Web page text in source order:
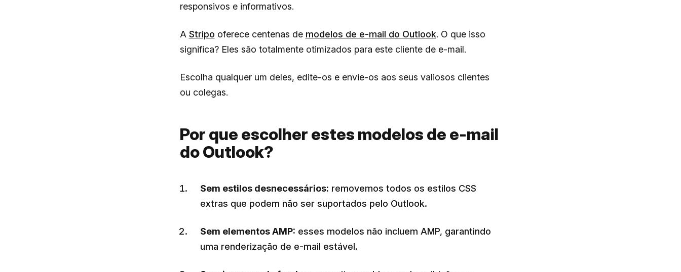
responsivos e informativos.
A Stripo oferece centenas de modelos de e-mail do Outlook. O que isso
significa? Eles são totalmente otimizados para este cliente de e-mail.
Escolha qualquer um deles, edite-os e envie-os aos seus valiosos clientes
ou colegas.
Por que escolher estes modelos de e-mail
do Outlook?
Sem estilos desnecessários: removemos todos os estilos CSS
extras que podem não ser suportados pelo Outlook.
Sem elementos AMP: esses modelos não incluem AMP, garantindo
uma renderização de e-mail estável.